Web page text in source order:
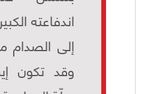
اندفاعته
إلى الصدام
وقد تكون